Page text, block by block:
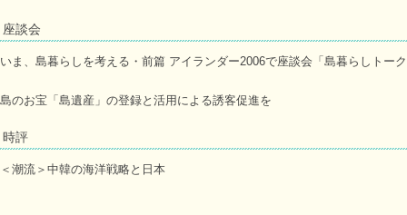
座談会
いま、島暮らしを考える・前篇 アイランダー2006で座談会「島暮らしトー
島のお宝「島遺産」の登録と活用による誘客促進を
時評
＜潮流＞中韓の海洋戦略と日本